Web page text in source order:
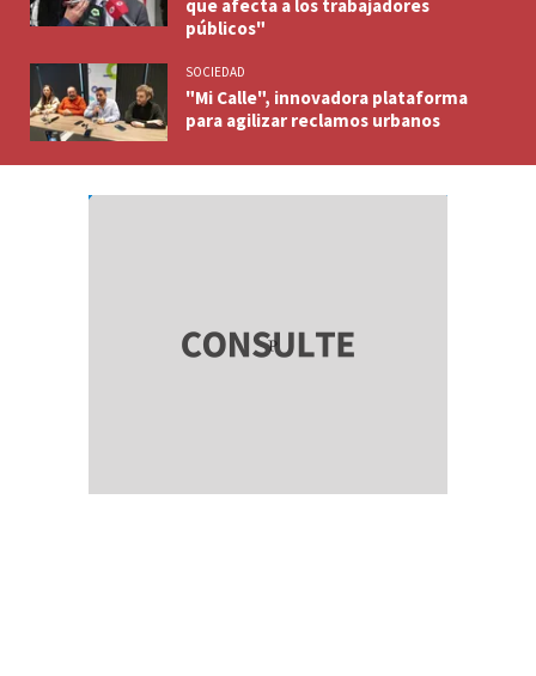
que afecta a los trabajadores
públicos"
SOCIEDAD
"Mi Calle", innovadora plataforma
para agilizar reclamos urbanos